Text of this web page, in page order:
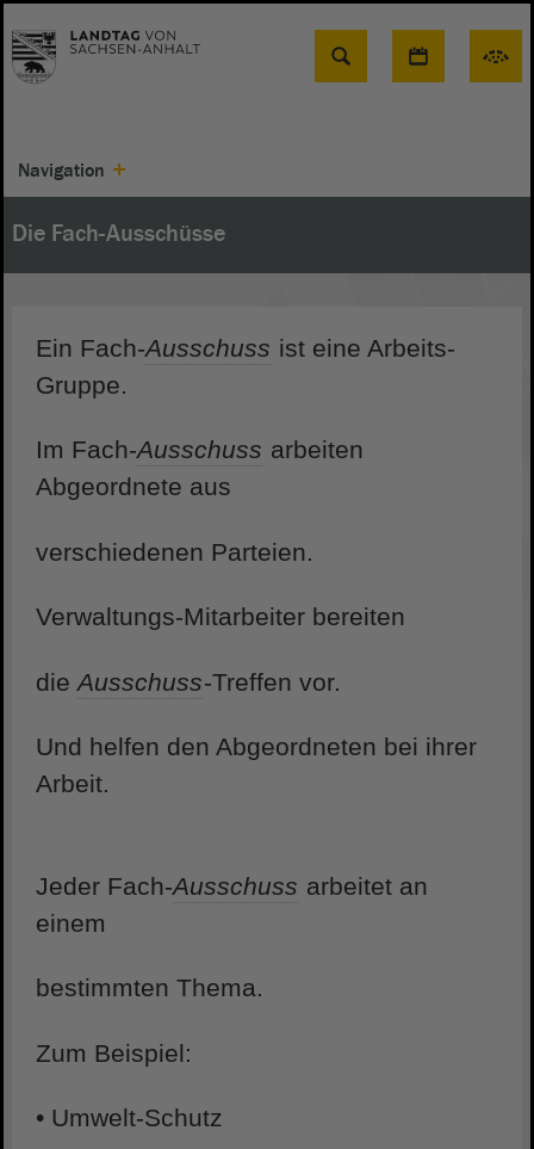
Suche
Navigation
Die Fach-Ausschüsse
Ein Fach-Ausschuss ist eine Arbeits-
Gruppe.
Im Fach-Ausschuss arbeiten
Abgeordnete aus
verschiedenen Parteien.
Verwaltungs-Mitarbeiter bereiten
dieAusschuss-Treffen vor.
Und helfen den Abgeordneten bei ihrer
Arbeit.
Jeder Fach-Ausschuss arbeitet an
einem
bestimmten Thema.
Zum Beispiel:
• Umwelt-Schutz